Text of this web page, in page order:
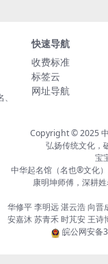
快速导航
收费标准
标签云
网址导航
Copyright © 2025
弘扬传统文化，
宝
中华起名馆（名也®文化
康明坤师傅，深耕
华修平 李明远 湛云浩 向晋
安嘉沐 苏青禾 时芃安 王诗
皖公网安备